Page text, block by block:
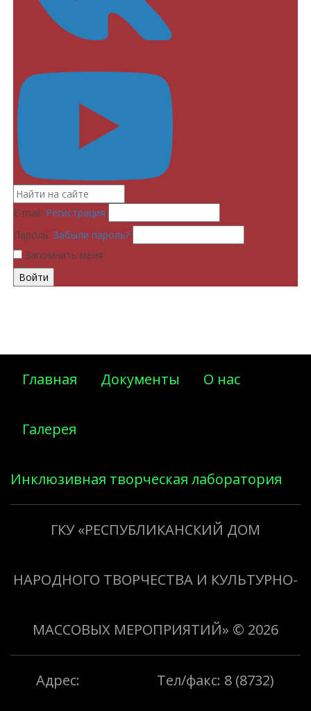
E-mail: Регистрация
Пароль: Забыли пароль?
Запомнить меня
Главная Документы О нас
Галерея
Инклюзивная творческая лаборатория
«Творить добро»
ГКУ «РЕСПУБЛИКАНСКИЙ ДОМ
НАРОДНОГО ТВОРЧЕСТВА И КУЛЬТУРНО-
МАССОВЫХ МЕРОПРИЯТИЙ» © 2026
Адрес: Тел/факс: 8 (8732)